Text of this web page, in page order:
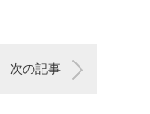
次の記事